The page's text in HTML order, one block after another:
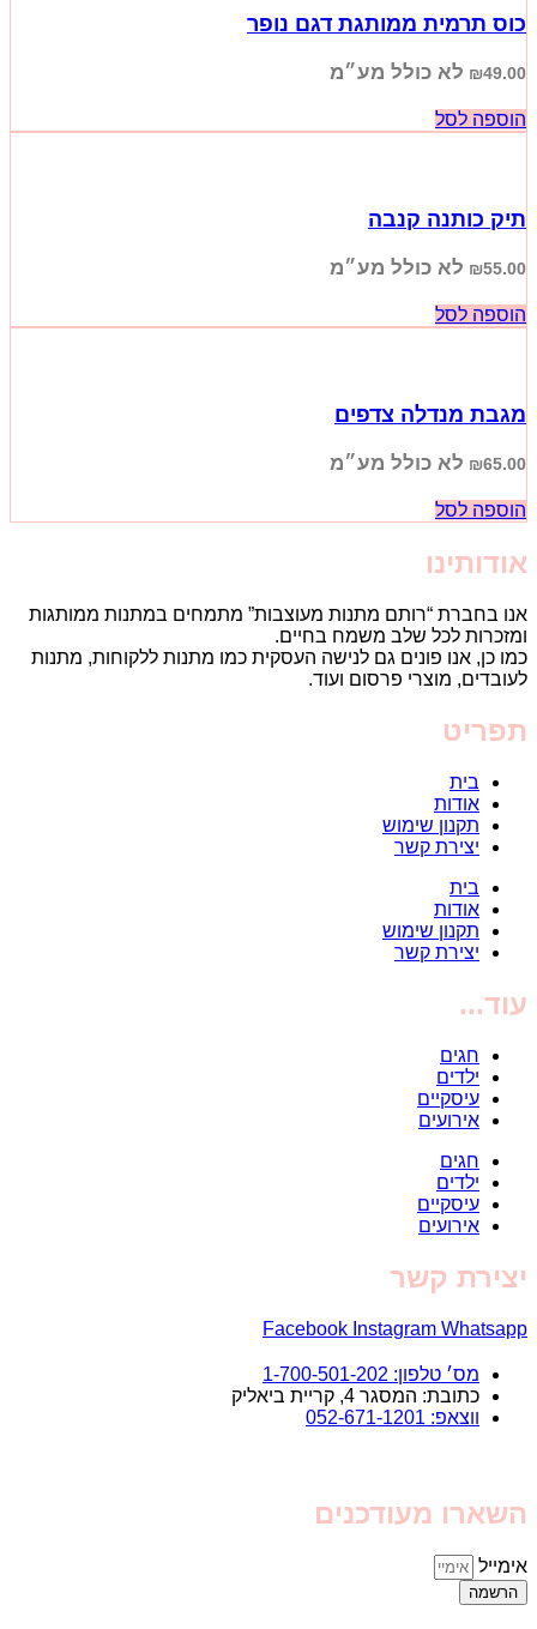
כוס תרמית ממותגת דגם נופר
₪49.00 לא כולל מע״מ
הוספה לסל
תיק כותנה קנבה
₪55.00 לא כולל מע״מ
הוספה לסל
מגבת מנדלה צדפים
₪65.00 לא כולל מע״מ
הוספה לסל
אודותינו
אנו בחברת “רותם מתנות מעוצבות” מתמחים במתנות ממותגות
ומזכרות לכל שלב משמח בחיים.
כמו כן, אנו פונים גם לנישה העסקית כמו מתנות ללקוחות, מתנות
לעובדים, מוצרי פרסום ועוד.
תפריט
בית
אודות
תקנון שימוש
יצירת קשר
בית
אודות
תקנון שימוש
יצירת קשר
עוד...
חגים
ילדים
עיסקיים
אירועים
חגים
ילדים
עיסקיים
אירועים
יצירת קשר
Facebook Instagram Whatsapp
מס׳ טלפון: 1-700-501-202
כתובת: המסגר 4, קריית ביאליק
ווצאפ: 052-671-1201
השארו מעודכנים
אימייל
הרשמה